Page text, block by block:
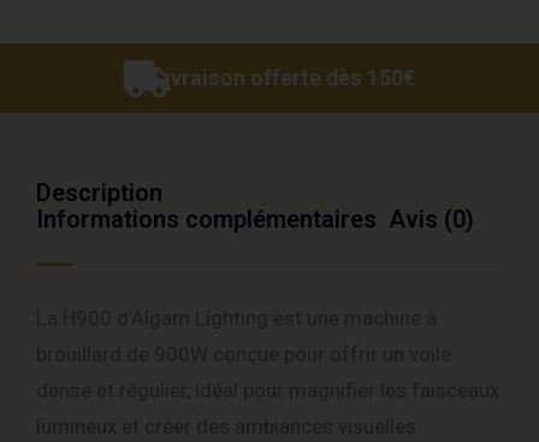
Livraison offerte dès 150€
Description
Informations complémentaires Avis (0)